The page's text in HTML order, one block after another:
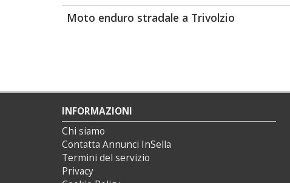
Moto enduro stradale a Trivolzio
INFORMAZIONI
Chi siamo
Contatta Annunci InSella
Termini del servizio
Privacy